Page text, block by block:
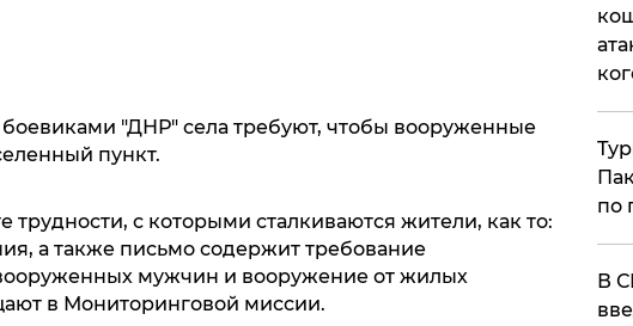
"ДНР" села требуют, чтобы вооруженные
пункт.
трудности, с которыми сталкиваются жители, как то:
а также письмо содержит требование
мужчин и вооружение от жилых
в Мониторинговой миссии.
по
В